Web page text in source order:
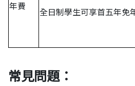
年費
全日制學生可享首五年免
常見問題：